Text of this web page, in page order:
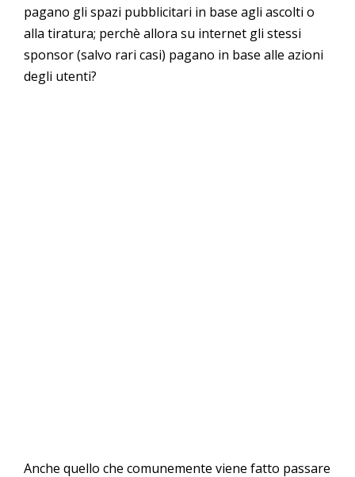
pagano gli spazi pubblicitari in base agli ascolti o
alla tiratura; perchè allora su internet gli stessi
sponsor (salvo rari casi) pagano in base alle azioni
degli utenti?
Anche quello che comunemente viene fatto passare